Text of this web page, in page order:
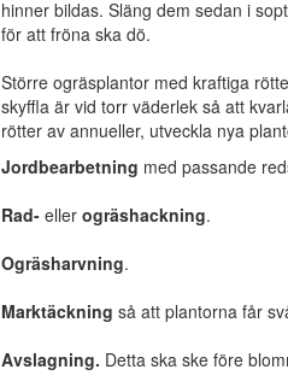
hinner bildas. Släng dem sedan i
för att fröna ska dö.
Större ogräsplantor med kraftiga
skyffla är vid torr väderlek så att
rötter av annueller, utveckla nya
Jordbearbetning med passande
Rad- eller ogräshackning.
Ogräsharvning.
Marktäckning så att plantorna får
Avslagning. Detta ska ske före